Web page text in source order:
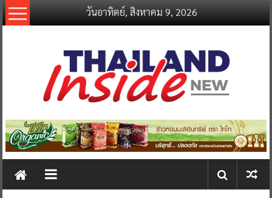
Skip
to
วันอาทิตย์, สิงหาคม 9, 2026
thailandinsidenew.com
Thailand
New